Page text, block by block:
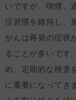
いですが、喫煙、
活習慣を維持し、
がんは再発の症状
ることが多いです
め、定期的な検査
に重要になってき